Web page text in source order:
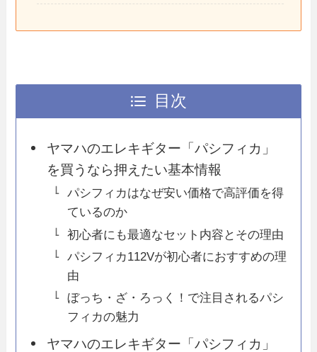
目次
ヤマハのエレキギター「パシフィカ」
を買うなら押えたい基本情報
パシフィカはなぜ安い価格で高評価を得
ているのか
初心者にも最適なセット内容とその理由
パシフィカ112Vが初心者におすすめの理
由
ぼっち・ざ・ろっく！で注目されるパシ
フィカの魅力
ヤマハのエレキギター「パシフィカ」